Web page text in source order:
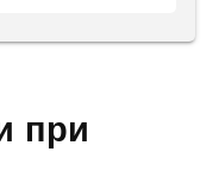
при